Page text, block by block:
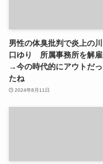
男性の体臭批判で炎上の川
口ゆり 所属事務所を解雇
→今の時代的にアウトだっ
たね
2024年8月11日